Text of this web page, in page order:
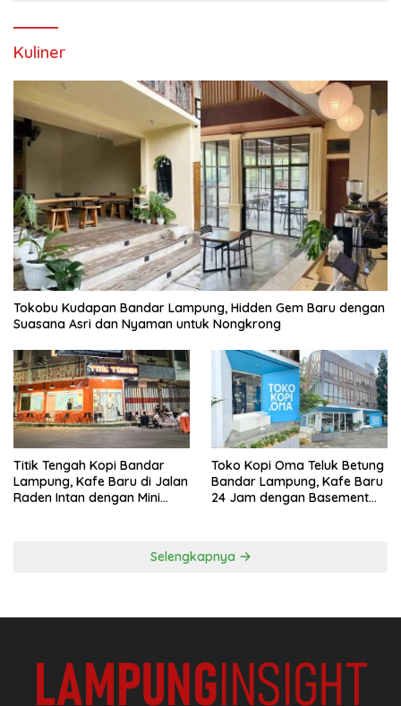
Kuliner
Tokobu Kudapan Bandar Lampung, Hidden Gem Baru dengan
Suasana Asri dan Nyaman untuk Nongkrong
Titik Tengah Kopi Bandar
Lampung, Kafe Baru di Jalan
Raden Intan dengan Mini
Toko Kopi Oma Teluk Betung
Bandar Lampung, Kafe Baru
24 Jam dengan Basement
Selengkapnya